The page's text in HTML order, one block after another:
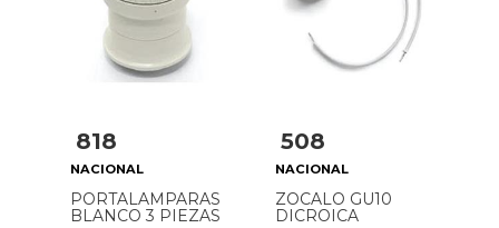
818
NACIONAL
PORTALAMPARAS
BLANCO 3 PIEZAS
508
NACIONAL
ZOCALO GU10
DICROICA